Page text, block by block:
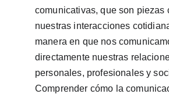
comunicativas, que son piezas
nuestras interacciones
manera en que nos
directamente nuestras
personales, profesionales y
Comprender cómo la